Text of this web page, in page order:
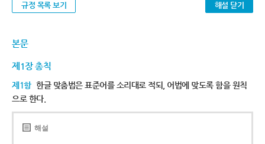
규정 목록 보기 해설 닫기
본문
제1장 총칙
제1항 한글 맞춤법은 표준어를 소리대로 적되, 어법에 맞도록 함을 원칙
으로 한다.
해설